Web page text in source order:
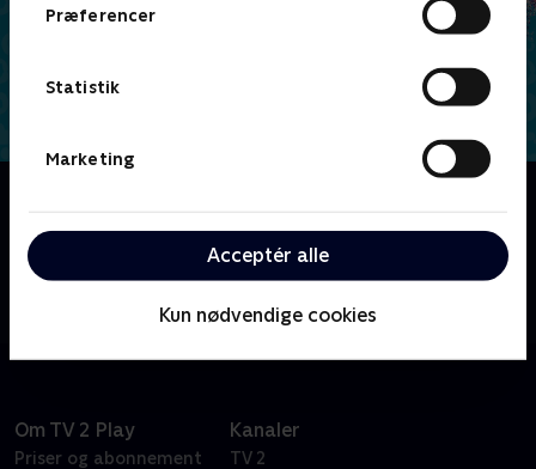
Præferencer
Statistik
Marketing
Acceptér alle
Kun nødvendige cookies
kommer uden at ville det til at lave rav i den i
forsøget på at opfylde ønsker for deres bedste ven
Om TV 2 Play
Priser og abonnement
Kanaler
TV 2